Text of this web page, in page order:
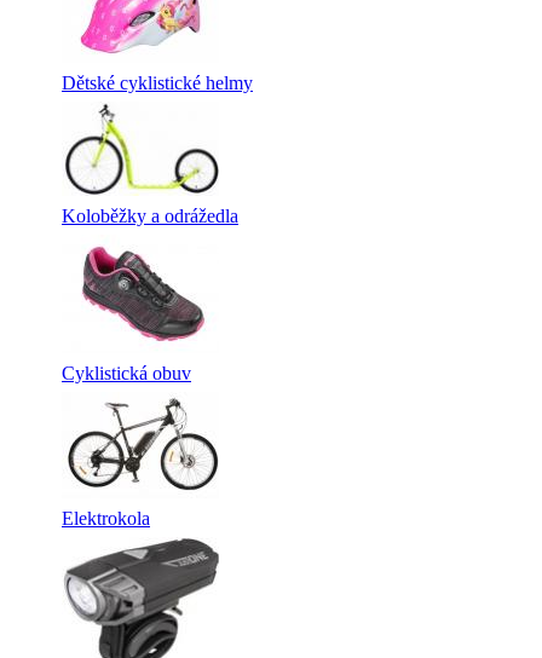
Dětské cyklistické helmy
Koloběžky a odrážedla
Cyklistická obuv
Elektrokola